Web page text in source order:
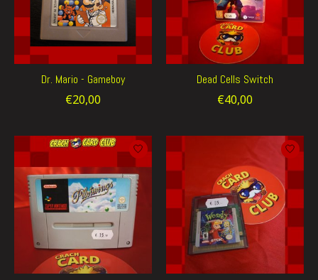
Dr. Mario - Gameboy
€20,00
Dead Cells Switch
€40,00